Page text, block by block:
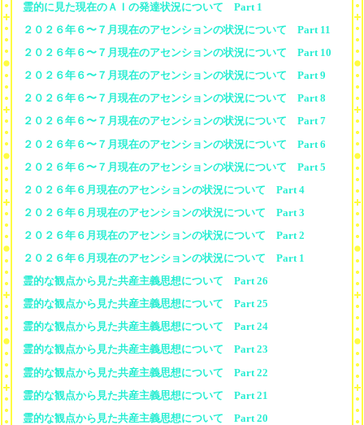
霊的に見た現在のＡＩの発達状況について Part 1
２０２６年６〜７月現在のアセンションの状況について Part 11
２０２６年６〜７月現在のアセンションの状況について Part 10
２０２６年６〜７月現在のアセンションの状況について Part 9
２０２６年６〜７月現在のアセンションの状況について Part 8
２０２６年６〜７月現在のアセンションの状況について Part 7
２０２６年６〜７月現在のアセンションの状況について Part 6
２０２６年６〜７月現在のアセンションの状況について Part 5
２０２６年６月現在のアセンションの状況について Part 4
２０２６年６月現在のアセンションの状況について Part 3
２０２６年６月現在のアセンションの状況について Part 2
２０２６年６月現在のアセンションの状況について Part 1
霊的な観点から見た共産主義思想について Part 26
霊的な観点から見た共産主義思想について Part 25
霊的な観点から見た共産主義思想について Part 24
霊的な観点から見た共産主義思想について Part 23
霊的な観点から見た共産主義思想について Part 22
霊的な観点から見た共産主義思想について Part 21
霊的な観点から見た共産主義思想について Part 20